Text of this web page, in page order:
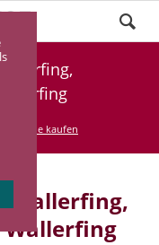
kaufen
Wallerfing,